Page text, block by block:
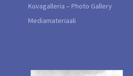
Kuvagalleria – Photo Gallery
Mediamateriaali